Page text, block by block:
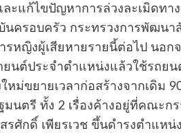
ะแก้ไขปัญหาการล่วงละเมิดทา
นครอบครัว กระทรวงการพัฒน
หญิงผู้เสียหายรายนี้ต่อไป นอก
ยนต์ประจำตำแหน่งแล้วใช้รถย
หม่ขยายเวลาก่อสร้างจากเดิม
นตรี ทั้ง 2 เรื่องค้างอยู่ที่คณะก
ศักดิ์ เพียรเวช ขึ้นดำรงตำแห